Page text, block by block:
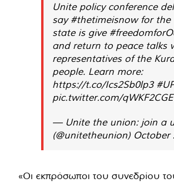
Unite policy conference
say #thetimeisnowfor the
state is give
and return to peace talks
representatives of the
people. Learn more:
https://t.co/Ics2Sb0lp3
pic.twitter.com/
— Unite the union: join a
(@unitetheunion) October
«Οι εκπρόσωποι του συνεδρίου